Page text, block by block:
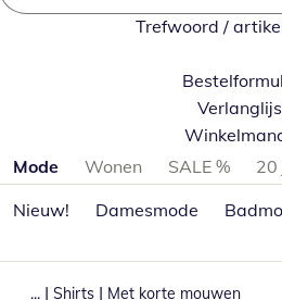
Trefwoord /
Productcategorieën overslaan
Mode Wonen SALE %
20
Nieuw!
Damesmode
... | Shirts | Met korte mouwen